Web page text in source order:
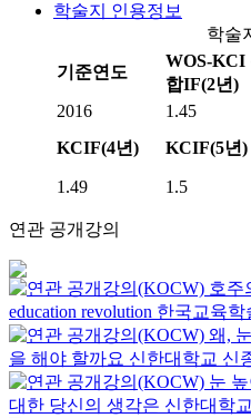
학술지 인용정보
학술
기준연도
WOS-KCI
합IF(2년)
2016 1.45
KCIF(4년)
KCIF(5년)
1.49 1.5
연관 공개강의
호주
education revolution 한국교육학
왜,
을 해야 할까요 신한대학교 신
눈 높
대한 당신의 생각은 신한대학교